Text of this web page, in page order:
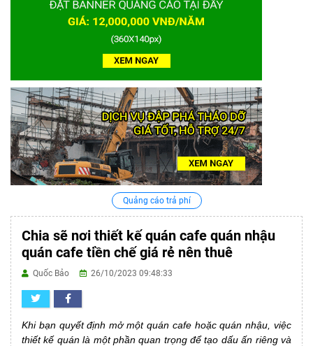
Quảng cáo trả phí
Chia sẽ nơi thiết kế quán cafe quán nhậu
quán cafe tiền chế giá rẻ nên thuê
Quốc Bảo 26/10/2023 09:48:33
Khi bạn quyết định mở một quán cafe hoặc quán nhậu, việc
thiết kế quán là một phần quan trọng để tạo dấu ấn riêng và